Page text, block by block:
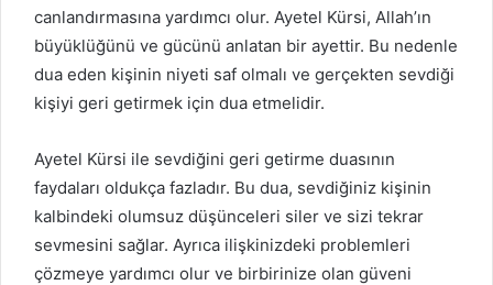
canlandırmasına yardımcı olur. Ayetel Kürsi, Allah’ın
büyüklüğünü ve gücünü anlatan bir ayettir. Bu nedenle
dua eden kişinin niyeti saf olmalı ve gerçekten sevdiği
kişiyi geri getirmek için dua etmelidir.
Ayetel Kürsi ile sevdiğini geri getirme duasının
faydaları oldukça fazladır. Bu dua, sevdiğiniz kişinin
kalbindeki olumsuz düşünceleri siler ve sizi tekrar
sevmesini sağlar. Ayrıca ilişkinizdeki problemleri
çözmeye yardımcı olur ve birbirinize olan güveni